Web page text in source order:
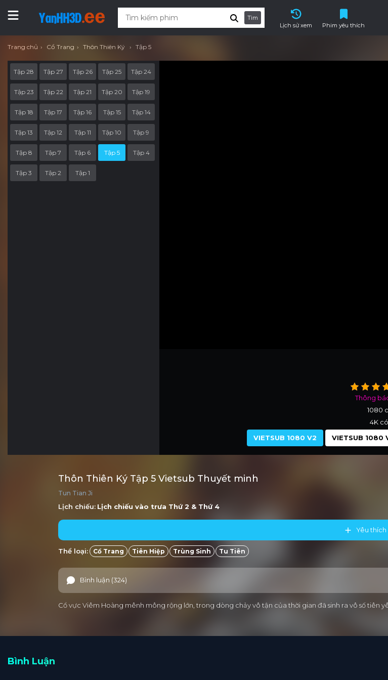
Tìm
Lịch sử xem
Phim yêu thích
Trang chủ Cổ Trang Thôn Thiên Ký Tập 5
Thông
1080
4K
VIETSUB 1080 V2
VIETSUB 1080
Tập 28 Tập 27 Tập 26 Tập 25 Tập 24
Tập 23 Tập 22 Tập 21 Tập 20 Tập 19
Tập 18 Tập 17 Tập 16 Tập 15 Tập 14
Tập 13 Tập 12 Tập 11 Tập 10 Tập 9
Tập 8 Tập 7 Tập 6 Tập 5 Tập 4
Tập 3 Tập 2 Tập 1
Thôn Thiên Ký Tập 5 Vietsub Thuyết minh
Tun Tian Ji
Lịch chiếu: Lịch chiếu vào trưa Thứ 2 & Thứ 4
Yêu thích
Thể loại: Cổ Trang Tiên Hiệp Trùng Sinh Tu Tiên
Bình luận (324)
Cổ vực Viêm Hoàng mênh mông rộng lớn, trong dòng chảy vô tận của thời gian đã sinh ra vô số tiên
Bình Luận